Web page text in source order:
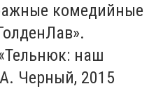
комедийные
наш
Черный, 2015